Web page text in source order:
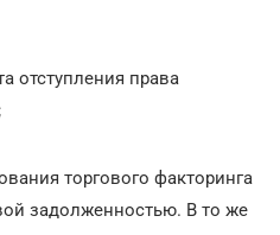
отступления права
торгового факторинга
задолженностью. В то же